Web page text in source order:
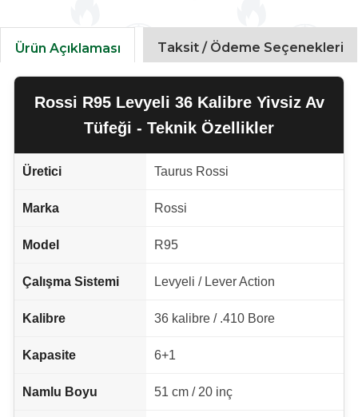
Ürün Açıklaması Taksit / Ödeme Seçenekleri
Rossi R95 Levyeli 36 Kalibre Yivsiz Av
Tüfeği - Teknik Özellikler
Üretici Taurus Rossi
Marka Rossi
Model R95
Çalışma Sistemi Levyeli / Lever Action
Kalibre 36 kalibre / .410 Bore
Kapasite 6+1
Namlu Boyu 51 cm / 20 inç